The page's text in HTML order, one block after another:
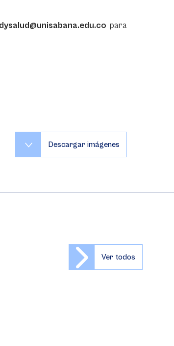
para
Descargar imágenes
Ver todos